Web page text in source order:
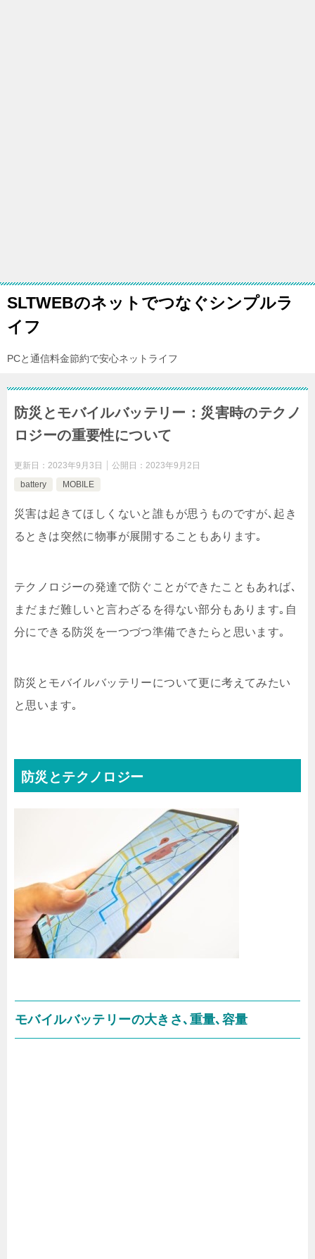
SLTWEBのネットでつなぐシンプルラ
イフ
PCと通信料金節約で安心ネットライフ
防災とモバイルバッテリー：災害時のテクノ
ロジーの重要性について
更新日： 2023年9月3日 公開日： 2023年9月2日
battery
MOBILE
災害は起きてほしくないと誰もが思うものですが､起き
るときは突然に物事が展開することもあります｡
テクノロジーの発達で防ぐことができたこともあれば､
まだまだ難しいと言わざるを得ない部分もあります｡自
分にできる防災を一つづつ準備できたらと思います｡
防災とモバイルバッテリーについて更に考えてみたい
と思います｡
防災とテクノロジー
モバイルバッテリーの大きさ､重量､容量